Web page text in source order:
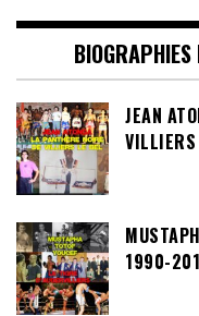
JEAN
1990-